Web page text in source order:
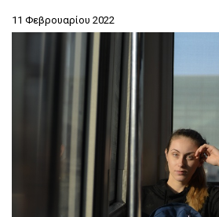
11 Φεβρουαρίου 2022